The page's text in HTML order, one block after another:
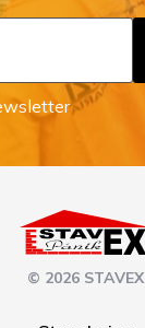
© 2026 STAVEX